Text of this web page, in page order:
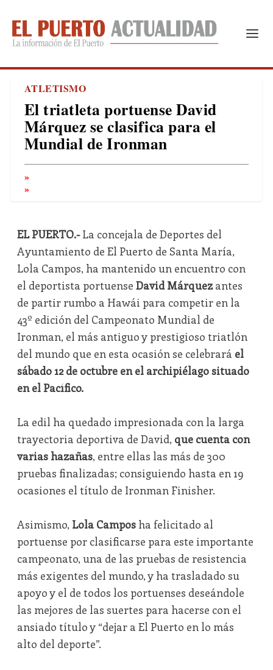
ATLETISMO
El triatleta portuense David
Márquez se clasifica para el
Mundial de Ironman
EL PUERTO.-La concejala de Deportes del
Ayuntamiento de El Puerto de Santa María,
Lola Campos, ha mantenido un encuentro con
el deportista portuense David Márquezantes
de partir rumbo a Hawái para competir en la
43º edición del Campeonato Mundial de
Ironman, el más antiguo y prestigioso triatlón
del mundo que en esta ocasión se celebrará el
sábado 12 de octubre en el archipiélago situado
en el Pacífico.
La edil ha quedado impresionada con la larga
trayectoria deportiva de David, que cuenta con
varias hazañas, entre ellas las más de 300
pruebas finalizadas; consiguiendo hasta en 19
ocasiones el título de Ironman Finisher.
Asimismo, Lola Camposha felicitado al
portuense por clasificarse para este importante
campeonato, una de las pruebas de resistencia
más exigentes del mundo, y ha trasladado su
apoyo y el de todos los portuenses deseándole
las mejores de las suertes para hacerse con el
ansiado título y “dejar a El Puerto en lo más
alto del deporte”.